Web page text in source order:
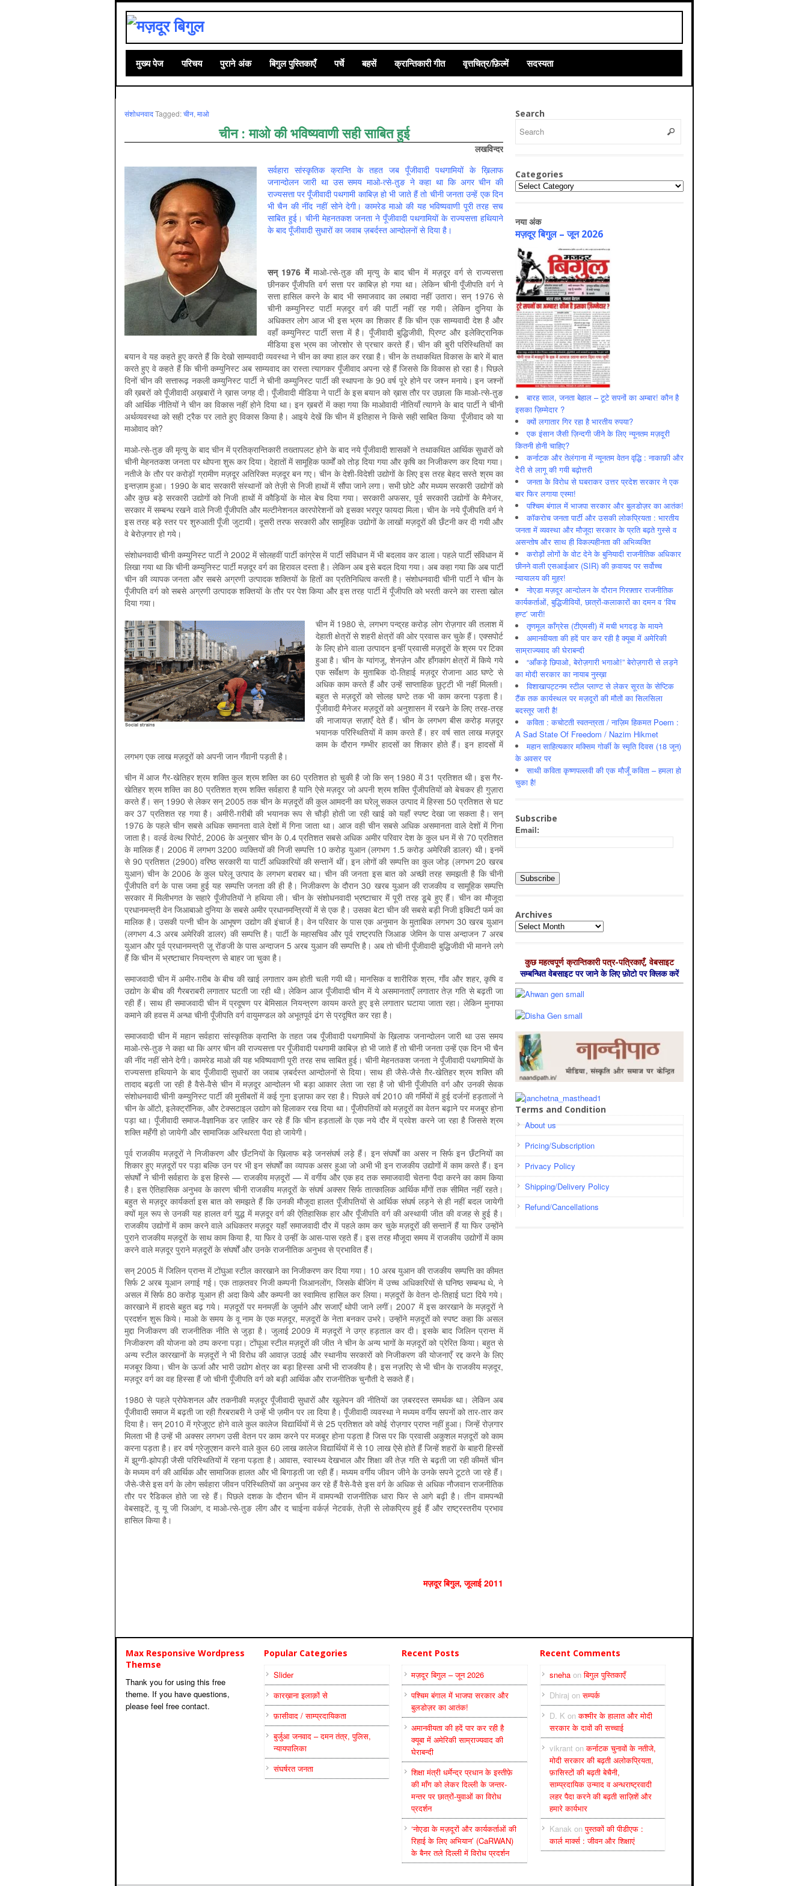
मुख्‍य पेज परिचय पुराने अंक बिगुल पुस्तिकाएँ पर्चे बहसें क्रान्तिकारी गीत वृत्तचित्र/फ़िल्में सदस्यता
संशोधनवादTagged:चीन, माओ
चीन : माओ की भविष्यवाणी सही साबित हुई
लखविन्‍दर
सर्वहारा सांस्कृतिक क्रान्ति के तहत जब पूँजीवादी पथगामियों के ख़िलाफ
जनान्दोलन जारी था उस समय माओ-त्से-तुङ ने कहा था कि अगर चीन की
राज्यसत्ता पर पूँजीवादी पथगामी काबिज़ हो भी जाते हैं तो चीनी जनता उन्हें एक दिन
भी चैन की नींद नहीं सोने देगी। कामरेड माओ की यह भविष्यवाणी पूरी तरह सच
साबित हुई। चीनी मेहनतकश जनता ने पूँजीवादी पथगामियों के राज्यसत्ता हथियाने
के बाद पूँजीवादी सुधारों का जवाब ज़बर्दस्त आन्दोलनों से दिया है।
सन् 1976 में माओ-त्से-तुङ की मृत्यु के बाद चीन में मज़दूर वर्ग से राज्यसत्ता
छीनकर पूँजीपति वर्ग सत्ता पर काबिज़ हो गया था। लेकिन चीनी पूँजीपति वर्ग ने
सत्ता हासिल करने के बाद भी समाजवाद का लबादा नहीं उतारा। सन् 1976 से
चीनी कम्युनिस्ट पार्टी मज़दूर वर्ग की पार्टी नहीं रह गयी। लेकिन दुनिया के
अधिकतर लोग आज भी इस भ्रम का शिकार हैं कि चीन एक साम्यवादी देश है और
वहाँ कम्युनिस्ट पार्टी सत्ता में है। पूँजीवादी बुद्धिजीवी, प्रिण्‍ट और इलेक्ट्रिानिक
मीडिया इस भ्रम का जोरशोर से प्रचार करते हैं। चीन की बुरी परिस्थितियों का
बयान वे यह कहते हुए करते हैं कि देखो साम्यवादी व्यवस्था ने चीन का क्या हाल कर रखा है। चीन के तथाकथित विकास के बारे में बात
करते हुए वे कहते हैं कि चीनी कम्युनिस्ट अब साम्यवाद का रास्ता त्यागकर पूँजीवाद अपना रहे हैं जिससे कि विकास हो रहा है। पिछले
दिनों चीन की सत्तारूढ़ नकली कम्युनिस्ट पार्टी ने चीनी कम्युनिस्ट पार्टी की स्थापना के 90 वर्ष पूरे होने पर जश्न मनाये। इन जश्नों
की ख़बरों को पूँजीवादी अख़बारों ने ख़ास जगह दी। पूँजीवादी मीडिया ने पार्टी के इस बयान को ख़ास तौर पर उछाला कि माओ-त्से-तुङ
की आर्थिक नीतियों ने चीन का विकास नहीं होने दिया था। इन ख़बरों में कहा गया कि माओवादी नीतियाँ त्यागने के बाद पार्टी ने चीनी
अर्थव्यवस्था को सही ट्रैक पर लाते हुए विकास किया है। आइये देखें कि चीन में इतिहास ने किसे सही साबित किया पूँजीवाद को या
माओवाद को?
माओ-त्से-तुङ की मृत्यु के बाद चीन में प्रतिक्रान्तिकारी तख्तापलट होने के बाद नये पूँजीवादी शासकों ने तथाकथित आर्थिक सुधारों को
चीनी मेहनतकश जनता पर थोपना शुरू कर दिया। देहातों में सामूहिक फार्मों को तोड़ दिया गया और कृषि का निजीकरण कर दिया गया।
नतीजे के तौर पर करोड़ों ग्रामीण मज़दूर अतिरिक्त मज़दूर बन गए। चीन के देशी-विदेशी उद्योगों के लिए इस तरह बेहद सस्ते श्रम का
इन्तज़ाम हुआ। 1990 के बाद सरकारी संस्थानों को तेज़ी से निजी हाथों में सौंपा जाने लगा। सभी छोटे और मध्यम सरकारी उद्योगों को
और कुछ बड़े सरकारी उद्योगों को निजी हाथों में कौड़ियों के मोल बेच दिया गया। सरकारी अफसर, पूर्व सरकारी उद्योगों के मैनेजर,
सरकार में सम्बन्ध रखने वाले निजी पूँजीपति और मल्टीनेशनल कारपोरेशनों को इसका भरपूर फायदा मिला। चीन के नये पूँजीपति वर्ग ने
इस तरह बड़े स्तर पर शुरुआती पूँजी जुटायी। दूसरी तरफ सरकारी और सामूहिक उद्योगों के लाखों मज़दूरों की छँटनी कर दी गयी और
वे बेरोज़गार हो गये।
संशोधनवादी चीनी कम्युनिस्ट पार्टी ने 2002 में सोलहवीं पार्टी कांग्रेस में पार्टी संविधान में भी बदलाव कर डाला। पहले पार्टी संविधान में
लिखा गया था कि चीनी कम्युनिस्ट पार्टी मज़दूर वर्ग का हिरावल दस्ता है। लेकिन अब इसे बदल दिया गया। अब कहा गया कि अब पार्टी
चीन की व्यापक जनता और सबसे अग्रणी उत्पादक शक्तियों के हितों का प्रतिनिधित्व करती है। संशोधनवादी चीनी पार्टी ने चीन के
पूँजीपति वर्ग को सबसे अग्रणी उत्पादक शक्तियों के तौर पर पेश किया और इस तरह पार्टी में पूँजीपति को भरती करने का रास्ता खोल
दिया गया।
चीन में 1980 से, लगभग पन्द्रह करोड़ लोग रोज़गार की तलाश में
देहाती क्षेत्रों से शहरी क्षेत्रों की ओर प्रवास कर चुके हैं। एक्सपोर्ट
के लिए होने वाला उत्पादन इन्हीं प्रवासी मज़दूरों के श्रम पर टिका
हुआ है। चीन के ग्वांगजू, शेनज़ेन और हाँगकांग क्षेत्रों में किये गये
एक सर्वेक्षण के मुताबिक दो-तिहाई मज़दूर रोजाना आठ घण्टे से
अधिक काम करते हैं और उन्हें साप्ताहिक छुट्टी भी नहीं मिलती।
बहुत से मज़दूरों को सोलह घण्टे तक भी काम करना पड़ता है।
पूँजीवादी मैनेजर मज़दूरों को अनुशासन में रखने के लिए तरह-तरह
की नाजायज़ सज़ाएँ देते हैं। चीन के लगभग बीस करोड़ मज़दूर
भयानक परिस्थितियों में काम करते हैं। हर वर्ष सात लाख मज़दूर
काम के दौरान गम्भीर हादसों का शिकार होते हैं। इन हादसों में
लगभग एक लाख मज़दूरों को अपनी जान गँवानी पड़ती है।
चीन में आज गैर-खेतिहर श्रम शक्ति कुल श्रम शक्ति का 60 प्रतिशत हो चुकी है जो कि सन् 1980 में 31 प्रतिशत थी। इस गैर-
खेतिहर श्रम शक्ति का 80 प्रतिशत श्रम शक्ति सर्वहारा है यानि ऐसे मज़दूर जो अपनी श्रम शक्ति पूँजीपतियों को बेचकर ही गुज़ारा
करते हैं। सन् 1990 से लेकर सन् 2005 तक चीन के मज़दूरों की कुल आमदनी का घरेलू सकल उत्पाद में हिस्सा 50 प्रतिशत से घट
कर 37 प्रतिशत रह गया है। अमीरी-ग़रीबी की भयानक रूप से चौड़ी होती जा रही खाई को यहाँ स्पष्ट देखा जा सकता है। सन्
1976 के पहले चीन सबसे अधिक समानता वाले देशों में गिना जाता था। आज वही चीन सबसे अधिक असमानता वाले देशों में गिना
जाता है। वर्ल्ड वेल्थ रिपोर्ट, 2006 के अनुसार चीन के 0.4 प्रतिशत सबसे अधिक अमीर परिवार देश के कुल धन में से 70 प्रतिशत
के मालिक हैं। 2006 में लगभग 3200 व्यक्तियों की निजी सम्पत्ति 10 करोड़ युआन (लगभग 1.5 करोड़ अमेरिकी डालर) थी। इनमें
से 90 प्रतिशत (2900) वरिष्ठ सरकारी या पार्टी अधिकारियों की सन्तानें थीं। इन लोगों की सम्पत्ति का कुल जोड़ (लगभग 20 खरब
युआन) चीन के 2006 के कुल घरेलू उत्पाद के लगभग बराबर था। चीन की जनता इस बात को अच्छी तरह समझती है कि चीनी
पूँजीपति वर्ग के पास जमा हुई यह सम्पत्ति जनता की ही है। निजीकरण के दौरान 30 खरब युआन की राजकीय व सामूहिक सम्पत्ति
सरकार में मिलीभगत के सहारे पूँजीपतियों ने हथिया ली। चीन के संशोधनवादी भ्रष्टाचार में पूरी तरह डूबे हुए हैं। चीन का मौजूदा
प्रधानमन्‍त्री वेन जिआबाओ दुनिया के सबसे अमीर प्रधानमन्त्रियों में से एक है। उसका बेटा चीन की सबसे बड़ी निजी इक्विटी फर्म का
मालिक है। उसकी पत्नी चीन के आभूषण उद्योग की इंचार्ज है। वेन परिवार के पास एक अनुमान के मुताबिक लगभग 30 खरब युआन
(लगभग 4.3 अरब अमेरिकी डालर) की सम्पत्ति है। पार्टी के महासचिव और पूर्व राष्ट्रपति जिआङ जेमिन के पास अन्‍दाजन 7 अरब
युआन और पूर्व प्रधानमन्‍त्री ज़ू रोंङजी के पास अन्‍दाजन 5 अरब युआन की सम्पत्ति है। अब तो चीनी पूँजीवादी बुद्धिजीवी भी मानने लगे
हैं कि चीन में भ्रष्टाचार नियन्‍त्रण से बाहर जा चुका है।
समाजवादी चीन में अमीर-ग़रीब के बीच की खाई लगातार कम होती चली गयी थी। मानसिक व शारीरिक श्रम, गाँव और शहर, कृषि व
उद्योग के बीच की गैरबराबरी लगातार घटती जा रही थी। लेकिन आज पूँजीवादी चीन में ये असमानताएँ लगातार तेज़ गति से बढ़ती जा
रही हैं। साथ ही समाजवादी चीन में प्रदूषण पर बेमिसाल नियन्‍त्रण कायम करते हुए इसे लगातार घटाया जाता रहा। लेकिन मुनाफा
कमाने की हवस में अन्धा चीनी पूँजीपति वर्ग वायुमण्डल को अभूतपूर्व ढंग से प्रदूषित कर रहा है।
समाजवादी चीन में महान सर्वहारा सांस्कृतिक क्रान्ति के तहत जब पूँजीवादी पथगामियों के ख़िलाफ जनान्दोलन जारी था उस समय
माओ-त्से-तुङ ने कहा था कि अगर चीन की राज्यसत्ता पर पूँजीवादी पथगामी काबिज़ हो भी जाते हैं तो चीनी जनता उन्हें एक दिन भी चैन
की नींद नहीं सोने देगी। कामरेड माओ की यह भविष्यवाणी पूरी तरह सच साबित हुई। चीनी मेहनतकश जनता ने पूँजीवादी पथगामियों के
राज्यसत्ता हथियाने के बाद पूँजीवादी सुधारों का जवाब ज़बर्दस्त आन्दोलनों से दिया। साथ ही जैसे-जैसे ग़ैर-खेतिहर श्रम शक्ति की
तादाद बढ़ती जा रही है वैसे-वैसे चीन में मज़दूर आन्दोलन भी बड़ा आकार लेता जा रहा है जो चीनी पूँजीपति वर्ग और उनकी सेवक
संशोधनवादी चीनी कम्युनिस्ट पार्टी की मुसीबतों में कई गुना इज़ाफा कर रहा है। पिछले वर्ष 2010 की गर्मियों में हुई दर्जनों हड़तालों ने
चीन के ऑटो, इलेक्‍ट्रॉनिक, और टेक्सटाइल उद्योग को हिलाकर रख दिया था। पूँजीपतियों को मज़दूरों का वेतन बढ़ाने पर मजबूर होना
पड़ा था। पूँजीवादी समाज-वैज्ञानिक डर ज़ाहिर कर रहे हैं कि चीन हड़तालों के एक नये दौर में प्रवेश करने जा रहा है जिससे श्रम
शक्ति महँगी हो जायेगी और सामाजिक अस्थिरता पैदा हो जायेगी।
पूर्व राजकीय मज़दूरों ने निजीकरण और छँटनियों के ख़िलाफ बड़े जनसंघर्ष लड़े हैं। इन संघर्षों का असर न सिर्फ इन छँटनियों का
शिकार हुए मज़दूरों पर पड़ा बल्कि उन पर भी इन संघर्षों का व्यापक असर हुआ जो अभी भी इन राजकीय उद्योगों में काम करते हैं। इन
संघर्षों ने चीनी सर्वहारा के इस हिस्से — राजकीय मज़दूरों — में वर्गीय और एक हद तक समाजवादी चेतना पैदा करने का काम किया
है। इस ऐतिहासिक अनुभव के कारण चीनी राजकीय मज़दूरों के संघर्ष अक्सर सिर्फ तात्कालिक आर्थिक माँगों तक सीमित नहीं रहते।
बहुत से मज़दूर कार्यकर्ता इस बात को समझते हैं कि उनकी मौजूदा हालत पूँजीपतियों से आर्थिक संघर्ष लड़ने से ही नहीं बदल जायेगी
क्यों मूल रूप से उनकी यह हालत वर्ग युद्ध में मज़दूर वर्ग की ऐतिहासिक हार और पूँजीपति वर्ग की अस्थायी जीत की वजह से हुई है।
राजकीय उद्योगों में काम करने वाले अधिकतर मज़दूर यहाँ समाजवादी दौर में पहले काम कर चुके मज़दूरों की सन्‍तानें हैं या फिर उन्होंने
पुराने राजकीय मज़दूरों के साथ काम किया है, या फिर वे उन्हीं के आस-पास रहते हैं। इस तरह मौजूदा समय में राजकीय उद्योगों में काम
करने वाले मज़दूर पुराने मज़दूरों के संघर्षों और उनके राजनीतिक अनुभव से प्रभावित हैं।
सन् 2005 में जिलिन प्रान्‍त में टोंघुआ स्टील कारखाने का निजीकरण कर दिया गया। 10 अरब युआन की राजकीय सम्पत्ति का कीमत
सिर्फ 2 अरब यूआन लगाई गई। एक ताक़तवर निजी कम्पनी जिआनलोंग, जिसके बीजिंग में उच्च अधिकारियों से घनिष्ठ सम्बन्ध थे, ने
असल में सिर्फ 80 करोड़ युआन ही अदा किये और कम्पनी का स्वामित्व हासिल कर लिया। मज़दूरों के वेतन दो-तिहाई घटा दिये गये।
कारखाने में हादसे बहुत बढ़ गये। मज़दूरों पर मनमर्ज़ी के जुर्माने और सजाएँ थोपी जाने लगीं। 2007 में इस कारखाने के मज़दूरों ने
प्रदर्शन शुरू किये। माओ के समय के वू नाम के एक मज़दूर, मज़दूरों के नेता बनकर उभरे। उन्होंने मज़दूरों को स्पष्ट कहा कि असल
मुद्दा निजीकरण की राजनीतिक नीति से जुड़ा है। जुलाई 2009 में मज़दूरों ने उग्र हड़ताल कर दी। इसके बाद जिलिन प्रान्त में
निजीकरण की योजना को ठप्प करना पड़ा। टोंघूआ स्टील मज़दूरों की जीत ने चीन के अन्य भागों के मज़दूरों को प्रेरित किया। बहुत से
अन्य स्टील कारखानों के मज़दूरों ने भी विरोध की आवाज़ उठाई और स्थानीय सरकारों को निजीकरण की योजनाएँ रद्द करने के लिए
मजबूर किया। चीन के ऊर्जा और भारी उद्योग क्षेत्र का बड़ा हिस्सा अभी भी राजकीय है। इस नज़रिए से भी चीन के राजकीय मज़दूर,
मज़दूर वर्ग का वह हिस्सा हैं जो चीनी पूँजीपति वर्ग को बड़ी आर्थिक और राजनीतिक चुनौती दे सकते हैं।
1980 से पहले प्रोफेशनल और तकनीकी मज़दूर पूँजीवादी सुधारों और खुलेपन की नीतियों का ज़बरदस्त समर्थक था। लेकिन अब
पूँजीवादी समाज में बढ़ती जा रही ग़ैरबराबरी ने उन्हें भी ज़मीन पर ला दिया है। पूँजीवादी व्यवस्था ने मध्यम वर्गीय सपनों को तार-तार कर
दिया है। सन् 2010 में ग्रेजुएट होने वाले कुल कालेज विद्यार्थियों में से 25 प्रतिशत को कोई रोज़गार प्राप्त नहीं हुआ। जिन्हें रोज़गार
मिलता भी है उन्हें भी अक्सर लगभग उसी वेतन पर काम करने पर मजबूर होना पड़ता है जिस पर कि प्रवासी अकुशल मज़दूरों को काम
करना पड़ता है। हर वर्ष ग्रेजुएशन करने वाले कुल 60 लाख कालेज विद्यार्थियों में से 10 लाख ऐसे होते हैं जिन्हें शहरों के बाहरी हिस्सों
में झुग्गी-झोपड़ी जैसी परिस्थितियों में रहना पड़ता है। आवास, स्वास्थ्य देखभाल और शिक्षा की तेज़ गति से बढ़ती जा रही कीमतें चीन
के मध्यम वर्ग की आर्थिक और सामाजिक हालत और भी बिगाड़ती जा रही हैं। मध्यम वर्गीय जीवन जीने के उनके सपने टूटते जा रहे हैं।
जैसे-जैसे इस वर्ग के लोग सर्वहारा जीवन परिस्थितियों का अनुभव कर रहे हैं वैसे-वैसे इस वर्ग के अधिक से अधिक नौजवान राजनीतिक
तौर पर रैडिकल होते जा रहे हैं। पिछले दशक के दौरान चीन में वामपन्‍थी राजनीतिक धारा फिर से आगे बढ़ी है। तीन वामपन्‍थी
वेबसाइटें, वू यू जी जिआंग, द माओ-त्से-तुङ लीग और द चाईना वर्कर्ज़ नेटवर्क, तेज़ी से लोकप्रिय हुई हैं और राष्ट्रस्तरीय प्रभाव
हासिल किया है।
मज़दूर बिगुल, जूलाई 2011
Search
Categories
Categories
नया अंक
मज़दूर बिगुल – जून 2026
बारह साल, जनता बेहाल – टूटे सपनों का अम्बार! कौन है
इसका ज़िम्मेदार ?
क्यों लगातार गिर रहा है भारतीय रुपया?
एक इंसान जैसी ज़िन्दगी जीने के लिए न्यूनतम मज़दूरी
कितनी होनी चाहिए?
कर्नाटक और तेलंगाना में न्यूनतम वेतन वृद्धि : नाकाफ़ी और
देरी से लागू की गयी बढ़ोत्तरी
जनता के विरोध से घबराकर उत्तर प्रदेश सरकार ने एक
बार फिर लगाया एस्मा!
पश्चिम बंगाल में भाजपा सरकार और बुलडोज़र का आतंक!
कॉकरोच जनता पार्टी और उसकी लोकप्रियता : भारतीय
जनता में व्‍यवस्‍था और मौजूदा सरकार के प्रति बढ़ते गुस्‍से व
असन्‍तोष और साथ ही विकल्‍पहीनता की अभिव्‍यक्ति
करोड़ों लोगों के वोट देने के बुनियादी राजनीतिक अधिकार
छीनने वाली एसआईआर (SIR) की क़वायद पर सर्वोच्च
न्यायालय की मुहर!
नोएडा मज़दूर आन्दोलन के दौरान गिरफ़्तार राजनीतिक
कार्यकर्ताओं, बुद्धिजीवियों, छात्रों-कलाकारों का दमन व ‘विच
हण्ट’ जारी!
तृणमूल काँग्रेस (टीएमसी) में मची भगदड़ के मायने
अमानवीयता की हदें पार कर रही है क्यूबा में अमेरिकी
साम्राज्यवाद की घेराबन्दी
“आँकड़े छिपाओ, बेरोज़गारी भगाओ!” बेरोज़गारी से लड़ने
का मोदी सरकार का नायाब नुस्ख़ा
विशाखापट्टनम स्टील प्लाण्ट से लेकर सूरत के सेप्टिक
टैंक तक कार्यस्थल पर मज़दूरों की मौतों का सिलसिला
बदस्तूर जारी है!
कविता : कचोटती स्वतन्त्रता / नाज़िम हिकमत Poem :
A Sad State Of Freedom / Nazim Hikmet
महान साहित्यकार मक्सिम गोर्की के स्मृति दिवस (18 जून)
के अवसर पर
साथी कविता कृष्णपल्लवी की एक मौजूँ कविता – हमला हो
चुका है!
Subscribe
Email:
Archives
Archives
कुछ महत्‍वपूर्ण क्रान्तिकारी पत्र-पत्रिकाएँ, वेबसाइट
सम्‍बन्धित वेबसाइट पर जाने के लिए फ़ोटो पर क्लिक करें
Terms and Condition
About us
Pricing/Subscription
Privacy Policy
Shipping/Delivery Policy
Refund/Cancellations
Max Responsive Wordpress
Themse
Thank you for using this free
theme. If you have questions,
please feel free contact.
Popular Categories
Slider
कारख़ाना इलाक़ों से
फ़ासीवाद / साम्‍प्रदायिकता
बुर्जुआ जनवाद – दमन तंत्र, पुलिस,
न्‍यायपालिका
संघर्षरत जनता
Recent Posts
मज़दूर बिगुल – जून 2026
पश्चिम बंगाल में भाजपा सरकार और
बुलडोज़र का आतंक!
अमानवीयता की हदें पार कर रही है
क्यूबा में अमेरिकी साम्राज्यवाद की
घेराबन्दी
शिक्षा मंत्री धर्मेन्द्र प्रधान के इस्तीफ़े
की माँग को लेकर दिल्ली के जन्तर-
मन्तर पर छात्रों-युवाओं का विरोध
प्रदर्शन
‘नोएडा के मज़दूरों और कार्यकर्ताओं की
रिहाई के लिए अभियान’ (CaRWAN)
के बैनर तले दिल्ली में विरोध प्रदर्शन
Recent Comments
snehaonबिगुल पुस्तिकाएँ
Dhiraj onसम्पर्क
D. K onकश्मीर के हालात और मोदी
सरकार के दावों की सच्चाई
vikrant onकर्नाटक चुनावों के नतीजे,
मोदी सरकार की बढ़ती अलोकप्रियता,
फ़ासिस्टों की बढ़ती बेचैनी,
साम्प्रदायिक उन्माद व अन्धराष्ट्रवादी
लहर पैदा करने की बढ़ती साज़िशें और
हमारे कार्यभार
Kanak onपुस्‍तकों की पीडीएफ :
कार्ल मार्क्‍स : जीवन और शिक्षाएं